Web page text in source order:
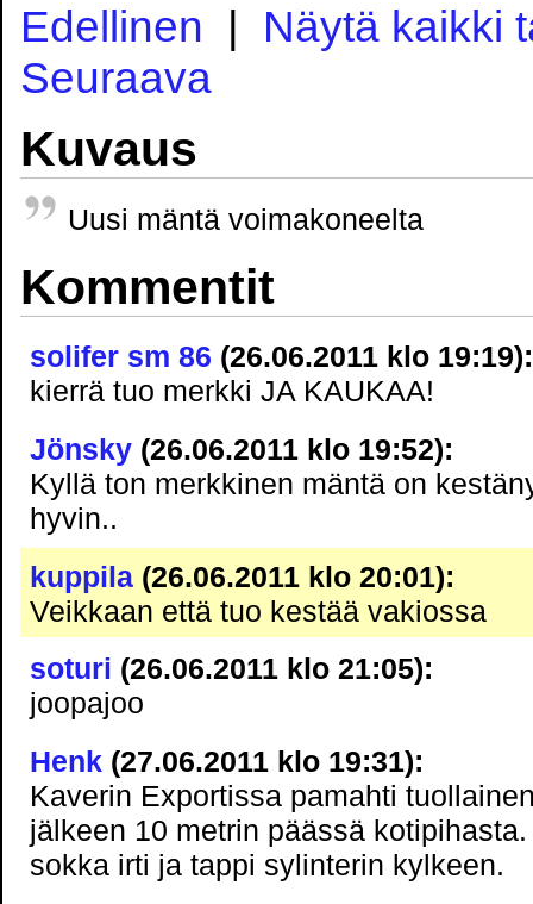
Edellinen | Näytä kaikki
Seuraava
Kuvaus
Uusi mäntä voimakoneelta
Kommentit
solifer sm 86 (26.06.2011 klo 19:19):
kierrä tuo merkki JA KAUKAA!
Jönsky(26.06.2011 klo 19:52):
Kyllä ton merkkinen mäntä on
hyvin..
kuppila(26.06.2011 klo 20:01):
Veikkaan että tuo kestää vakiossa
soturi (26.06.2011 klo 21:05):
joopajoo
Henk(27.06.2011 klo 19:31):
Kaverin Exportissa pamahti
jälkeen 10 metrin päässä
sokka irti ja tappi sylinterin kylkeen.